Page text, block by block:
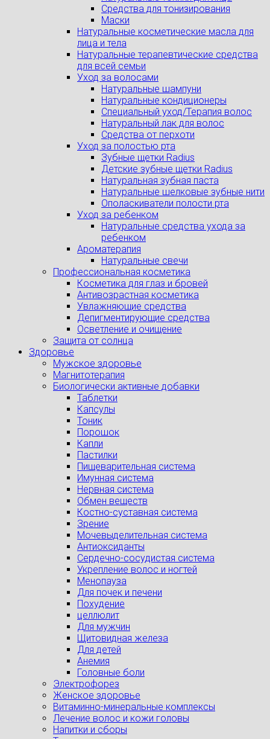
Средства для тонизирования
Маски
Натуральные косметические масла для
лица и тела
Натуральные терапевтические средства
для всей семьи
Уход за волосами
Натуральные шампуни
Натуральные кондиционеры
Специальный уход/Терапия волос
Натуральный лак для волос
Средства от перхоти
Уход за полостью рта
Зубные щетки Radius
Детские зубные щетки Radius
Натуральная зубная паста
Натуральные шелковые зубные нити
Ополаскиватели полости рта
Уход за ребенком
Натуральные средства ухода за
ребенком
Ароматерапия
Натуральные свечи
Профессиональная косметика
Косметика для глаз и бровей
Антивозрастная косметика
Увлажняющие средства
Депигментирующие средства
Осветление и очищение
Защита от солнца
Здоровье
Мужское здоровье
Магнитотерапия
Биологически активные добавки
Таблетки
Капсулы
Тоник
Порошок
Капли
Пастилки
Пищеварительная система
Имунная система
Нервная система
Обмен веществ
Костно-суставная система
Зрение
Мочевыделительная система
Антиоксиданты
Сердечно-сосудистая система
Укрепление волос и ногтей
Менопауза
Для почек и печени
Похудение
целлюлит
Для мужчин
Щитовидная железа
Для детей
Анемия
Головные боли
Электрофорез
Женское здоровье
Витаминно-минеральные комплексы
Лечение волос и кожи головы
Напитки и сборы